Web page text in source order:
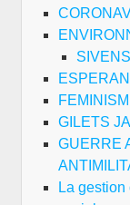
GILETS
GUERRE
La